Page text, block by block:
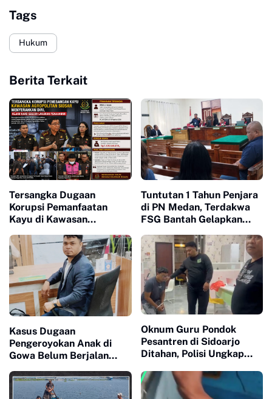
Tags
Hukum
Berita Terkait
Tersangka Dugaan
Korupsi Pemanfaatan
Kayu di Kawasan
Menyerahkan Diri, Kejari
Karo Lakukan Penahanan
Tuntutan 1 Tahun Penjara
di PN Medan, Terdakwa
FSG Bantah Gelapkan
Itikad Baik Bayar Kredit"
Kasus Dugaan
Pengeroyokan Anak di
Gowa Belum Berjalan
Desak PPA Polres Gowa
Percepat Penanganan
Oknum Guru Pondok
Pesantren di Sidoarjo
Ditahan, Polisi Ungkap
Seksual terhadap
Santriwati di Bawah Umur